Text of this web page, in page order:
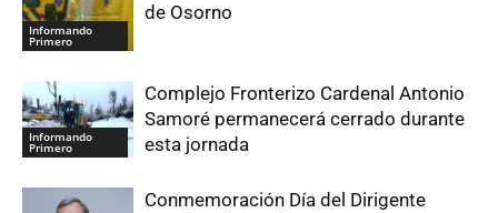
Informando
Primero
de Osorno
Informando
Primero
Complejo Fronterizo Cardenal Antonio
Samoré permanecerá cerrado durante
esta jornada
Conmemoración Día del Dirigente